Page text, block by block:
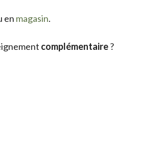
en magasin.
complémentaire?